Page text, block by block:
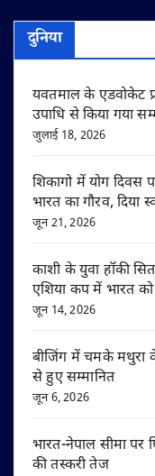
दुनिया
यवतमाल के एडवोकेट
उपाधि से किया गया
जुलाई 18, 2026
शिकागो में योग दिवस
भारत का गौरव, दिया
जून 21, 2026
काशी के युवा हॉकी
एशिया कप में भारत को
जून 14, 2026
बीजिंग में चमके मथुरा के
से हुए सम्मानित
जून 6, 2026
भारत-नेपाल सीमा पर
की तस्करी तेज